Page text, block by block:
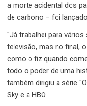
a morte acidental dos
de carbono – foi
"Já trabalhei para
televisão, mas no final,
como o fiz quando
todo o poder de uma
também dirigiu a série
Sky e a HBO.